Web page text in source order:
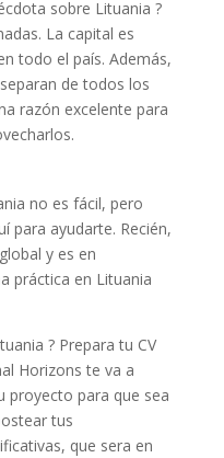
sobre Lituania ?
La capital es
todo el país. Además,
de todos los
razón excelente para
no es fácil, pero
para ayudarte. Recién,
y es en
práctica en Lituania
? Prepara tu CV
Horizons te va a
proyecto para que sea
tus
que sera en